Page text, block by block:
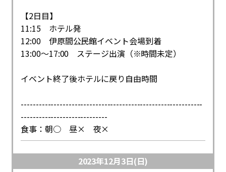
【2日目】
11:15 ホテル発
12:00 伊原間公民館イベント会場到着
13:00～17:00 ステージ出演（※時間未定）
イベント終了後ホテルに戻り自由時間
-------------------------------------------------------------
-----------------------------
食事：朝○ 昼× 夜×
2023年12月3日(日)